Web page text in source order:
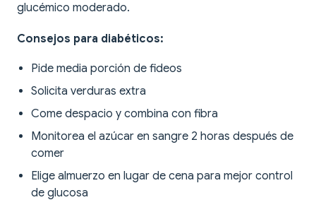
glucémico moderado.
Consejos para diabéticos:
Pide media porción de fideos
Solicita verduras extra
Come despacio y combina con fibra
Monitorea el azúcar en sangre 2 horas después de
comer
Elige almuerzo en lugar de cena para mejor control
de glucosa